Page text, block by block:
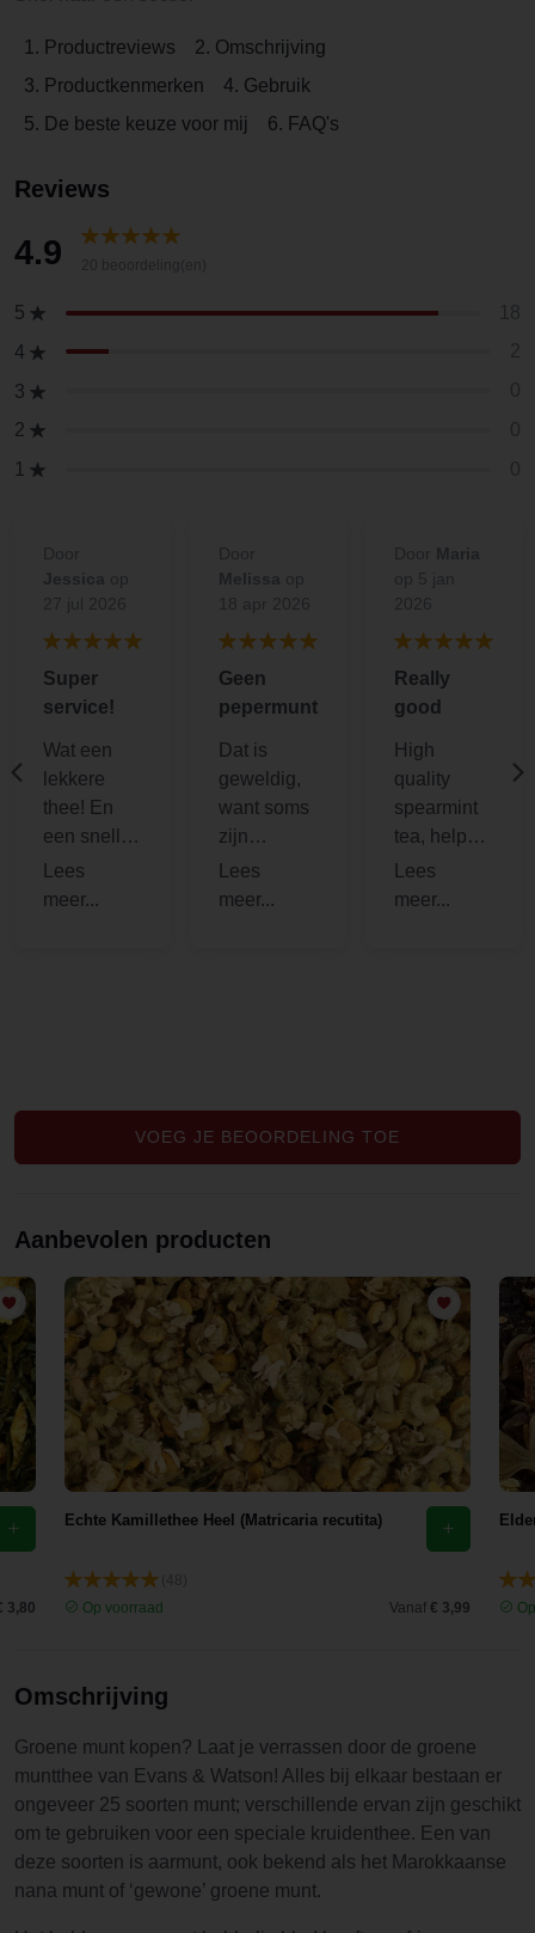
1. Productreviews
2. Omschrijving
3. Productkenmerken
4. Gebruik
5. De beste keuze voor mij
6. FAQ's
Reviews
4.9
5
4
3
2
1
Super
service!
Wat een
lekkere
thee! En
een snelle
en fijne
service,
Geen
pepermunt
Dat is
geweldig,
want soms
zijn
bedrijven
nogal sluw.
Really
good
High
quality
spearmint
tea, helps
me with
hormonal
VOEG JE BEOORDELING TOE
Aanbevolen producten
3,80
Echte Kamillethee Heel (Matricaria recutita)
Op voorraad
Vanaf € 3,99
Omschrijving
Groene munt kopen? Laat je verrassen door de groene
muntthee van Evans & Watson! Alles bij elkaar bestaan er
ongeveer 25 soorten munt; verschillende ervan zijn geschikt
om te gebruiken voor een speciale kruidenthee. Een van
deze soorten is aarmunt, ook bekend als het Marokkaanse
nana munt of ‘gewone’ groene munt.